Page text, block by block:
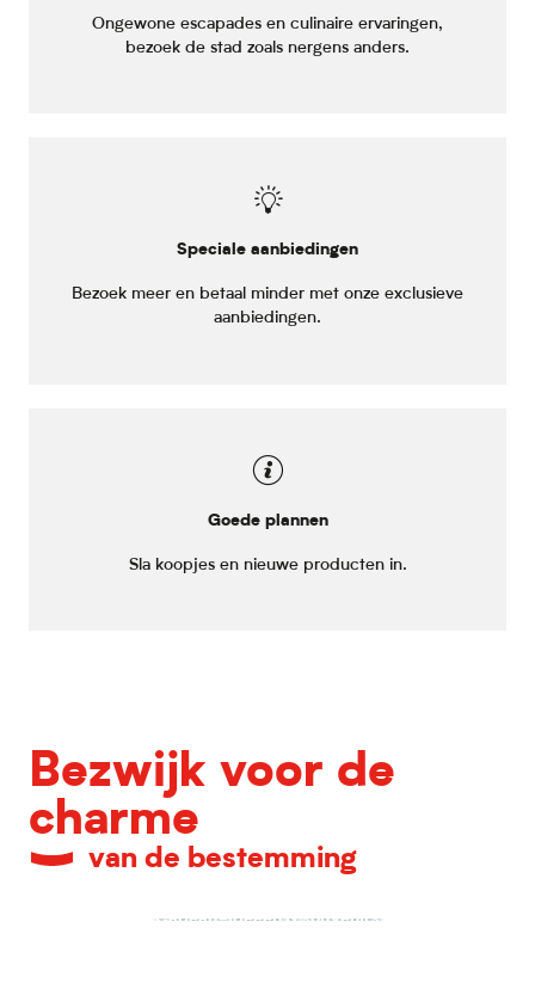
Ongewone escapades en culinaire ervaringen,
bezoek de stad zoals nergens anders.
Speciale aanbiedingen
Bezoek meer en betaal minder met onze exclusieve
aanbiedingen.
Goede plannen
Sla koopjes en nieuwe producten in.
Bezwijk voor de
charme
van de bestemming
Cadeau-ideeën & souvenirs